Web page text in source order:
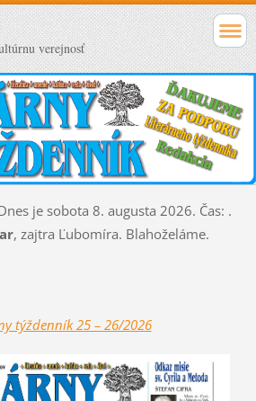
verejnosť
je sobota 8. augusta 2026. Čas: .
, zajtra Ľubomíra. Blahoželáme.
týždenník 25 – 26/2026